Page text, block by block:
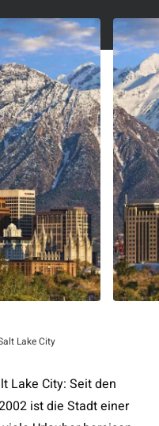
Lake City
Lake City: Seit den
ist die Stadt einer